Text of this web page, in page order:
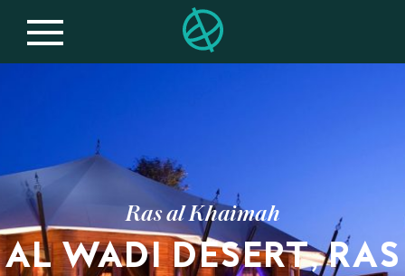
Ras al Khaimah
AL WADI DESERT, RAS